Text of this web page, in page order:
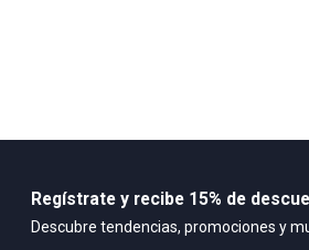
Regístrate y recibe 15% de
Descubre tendencias, promociones y